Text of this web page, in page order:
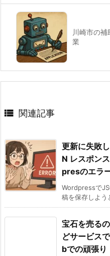
川崎市の
業
 関連記事
更新に失敗
N レスポン
presのエラー
Wordpressで
稿を保存しよう
宝石を売る
どサービス
bでの頑張り